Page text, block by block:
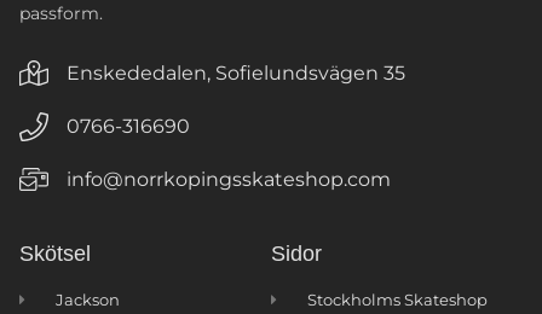
passform.
Enskededalen, Sofielundsvägen 35
0766-316690
info@norrkopingsskateshop.com
Skötsel
Jackson
Sidor
Stockholms Skateshop